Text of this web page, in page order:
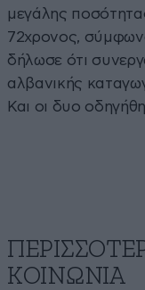
μεγάλης
72χρονος,
δήλωσε ότι
αλβανικής
Και οι δυο
ΚΟΙΝΩΝΙΑ